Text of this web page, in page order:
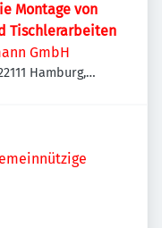
Montage von
Tischlerarbeiten
GmbH
Hamburg,